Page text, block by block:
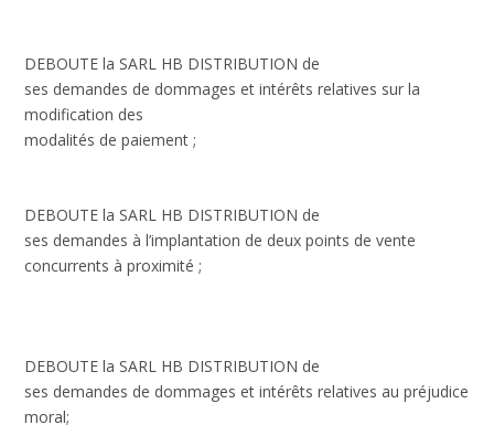
DEBOUTE la SARL HB DISTRIBUTION de
ses demandes de dommages et intérêts relatives sur la
modification des
modalités de paiement ;
DEBOUTE la SARL HB DISTRIBUTION de
ses demandes à l’implantation de deux points de vente
concurrents à proximité ;
DEBOUTE la SARL HB DISTRIBUTION de
ses demandes de dommages et intérêts relatives au préjudice
moral;